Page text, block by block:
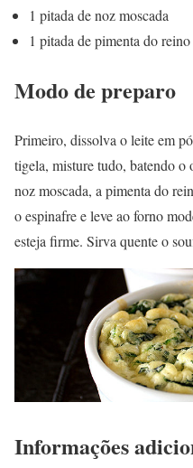
1 pitada de noz moscada
1 pitada de pimenta do reino
Modo de preparo
Primeiro, dissolva o leite em
tigela, misture tudo, batendo
noz moscada, a pimenta do
o espinafre e leve ao forno
esteja firme. Sirva quente o
Informações